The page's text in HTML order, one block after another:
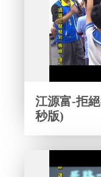
江源富-拒
秒版)